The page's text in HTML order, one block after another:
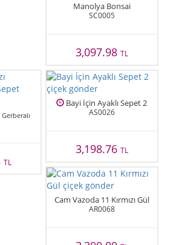
Manolya Bonsai
SC0005
3,097.98 TL
Gerberalı
TL
Bayi İçin Ayaklı Sepet 2
AS0026
3,198.76 TL
Cam Vazoda 11 Kırmızı Gül
AR0068